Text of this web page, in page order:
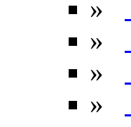
»
»
»
»